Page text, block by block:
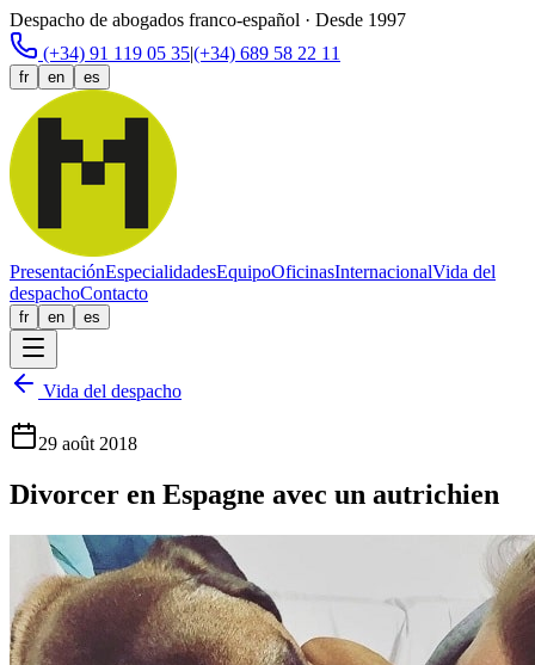
Despacho de abogados franco-español · Desde 1997
(+34) 91 119 05 35|(+34) 689 58 22 11
fr en es
PresentaciónEspecialidadesEquipoOficinasInternacionalVida del
despachoContacto
fr en es
Vida del despacho
29 août 2018
Divorcer en Espagne avec un autrichien